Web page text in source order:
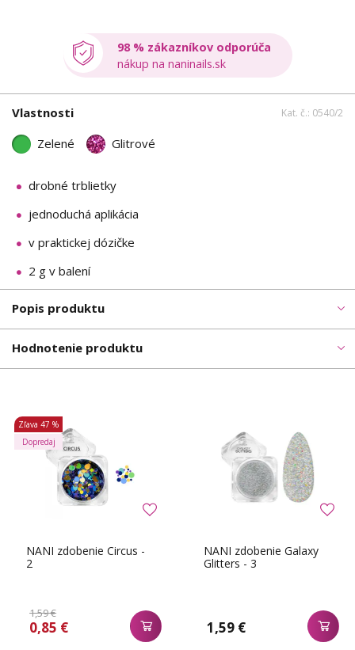
98 % zákazníkov odporúča
nákup na naninails.sk
Vlastnosti Kat. č.: 0540/2
Zelené Glitrové
drobné trblietky
jednoduchá aplikácia
v praktickej dózičke
2 g v balení
Popis produktu
Hodnotenie produktu
NANI zdobenie Circus -
2
1,59 €
0,85 €
Zľava 47 %
Dopredaj
NANI zdobenie Galaxy
Glitters - 3
1,59 €